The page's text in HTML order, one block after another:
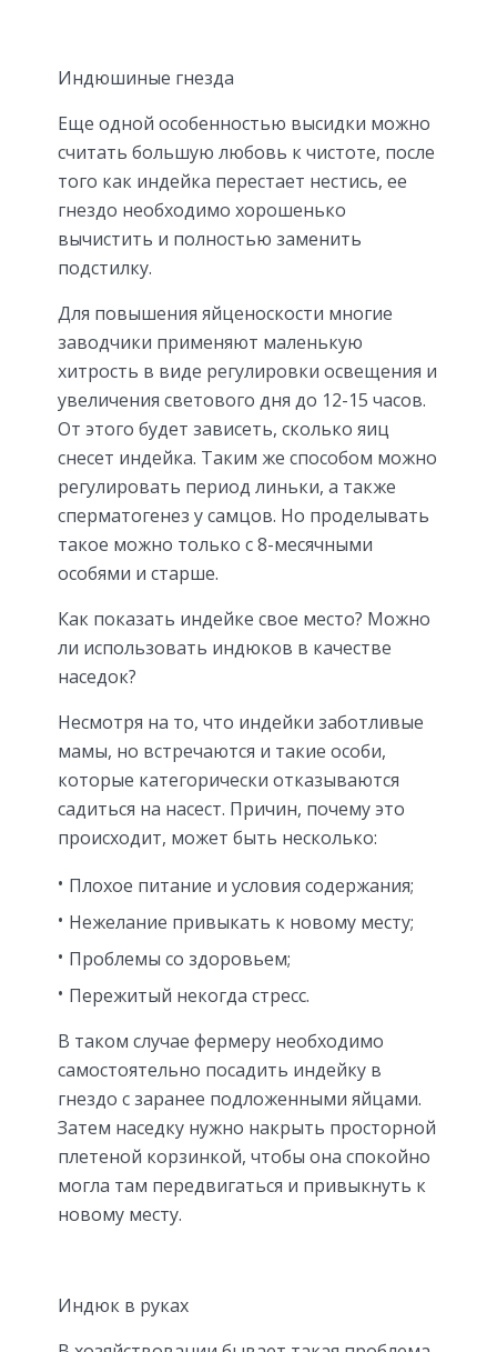
Индюшиные гнезда
Еще одной особенностью высидки можно
считать большую любовь к чистоте, после
того как индейка перестает нестись, ее
гнездо необходимо хорошенько
вычистить и полностью заменить
подстилку.
Для повышения яйценоскости многие
заводчики применяют маленькую
хитрость в виде регулировки освещения и
увеличения светового дня до 12-15 часов.
От этого будет зависеть, сколько яиц
снесет индейка. Таким же способом можно
регулировать период линьки, а также
сперматогенез у самцов. Но проделывать
такое можно только с 8-месячными
особями и старше.
Как показать индейке свое место? Можно
ли использовать индюков в качестве
наседок?
Несмотря на то, что индейки заботливые
мамы, но встречаются и такие особи,
которые категорически отказываются
садиться на насест. Причин, почему это
происходит, может быть несколько:
Плохое питание и условия содержания;
Нежелание привыкать к новому месту;
Проблемы со здоровьем;
Пережитый некогда стресс.
В таком случае фермеру необходимо
самостоятельно посадить индейку в
гнездо с заранее подложенными яйцами.
Затем наседку нужно накрыть просторной
плетеной корзинкой, чтобы она спокойно
могла там передвигаться и привыкнуть к
новому месту.
Индюк в руках